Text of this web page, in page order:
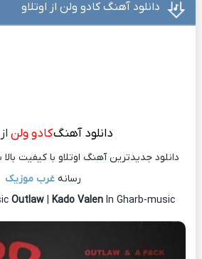
دانلود آهنگ کادو ولن از اوتلاو
دانلود آهنگکادو ولن از
دانلود جدیدترین آهنگ اوتلاو با کیفیت
رسانهغرب موزیک
Outlaw| Kado ValenIn Gharb-music